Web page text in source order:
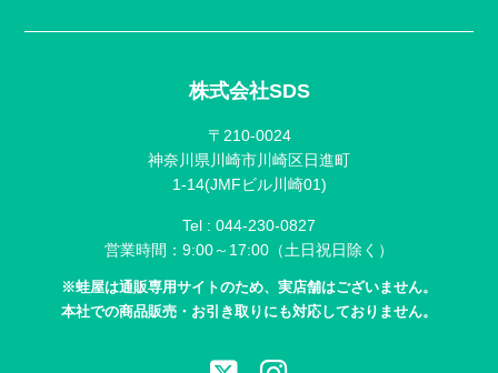
株式会社SDS
〒210-0024
神奈川県川崎市川崎区日進町
1-14(JMFビル川崎01)
Tel : 044-230-0827
営業時間：9:00～17:00（土日祝日除く）
※蛙屋は通販専用サイトのため、実店舗はございません。
本社での商品販売・お引き取りにも対応しておりません。